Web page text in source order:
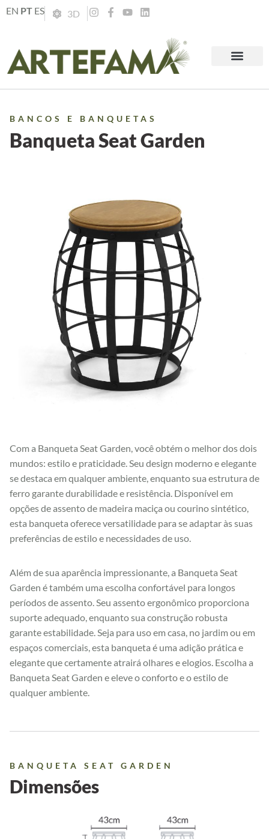
EN PT ES 3D
BANCOS E BANQUETAS
Banqueta Seat Garden
Com a Banqueta Seat Garden, você obtém o melhor dos dois
mundos: estilo e praticidade. Seu design moderno e elegante
se destaca em qualquer ambiente, enquanto sua estrutura de
ferro garante durabilidade e resistência. Disponível em
opções de assento de madeira maciça ou courino sintético,
esta banqueta oferece versatilidade para se adaptar às suas
preferências de estilo e necessidades de uso.
Além de sua aparência impressionante, a Banqueta Seat
Garden é também uma escolha confortável para longos
períodos de assento. Seu assento ergonômico proporciona
suporte adequado, enquanto sua construção robusta
garante estabilidade. Seja para uso em casa, no jardim ou em
espaços comerciais, esta banqueta é uma adição prática e
elegante que certamente atrairá olhares e elogios. Escolha a
Banqueta Seat Garden e eleve o conforto e o estilo de
qualquer ambiente.
BANQUETA SEAT GARDEN
Dimensões